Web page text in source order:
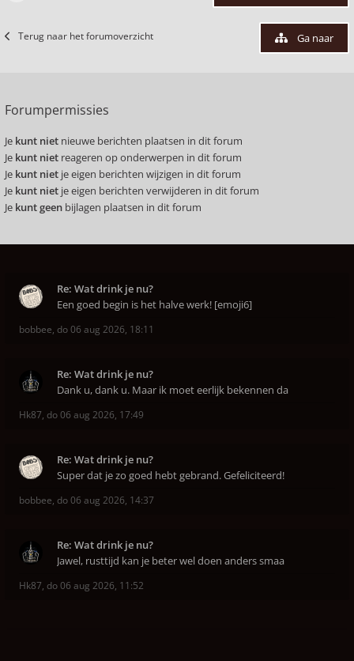
Terug naar het forumoverzicht Ga naar
Forumpermissies
Je kunt niet nieuwe berichten plaatsen in dit forum
Je kunt niet reageren op onderwerpen in dit forum
Je kunt niet je eigen berichten wijzigen in dit forum
Je kunt niet je eigen berichten verwijderen in dit forum
Je kunt geen bijlagen plaatsen in dit forum
Re: Wat drink je nu?
Een goed begin is het halve werk! [emoji6]
bobbee, do 06 aug 2026, 18:11
Re: Wat drink je nu?
Dank u, dank u. Maar ik moet eerlijk bekennen da
Hk87, do 06 aug 2026, 17:49
Re: Wat drink je nu?
Super dat je zo goed hebt gebrand. Gefeliciteerd!
bobbee, do 06 aug 2026, 14:37
Re: Wat drink je nu?
Jawel, rusttijd kan je beter wel doen anders smaa
Hk87, do 06 aug 2026, 11:52